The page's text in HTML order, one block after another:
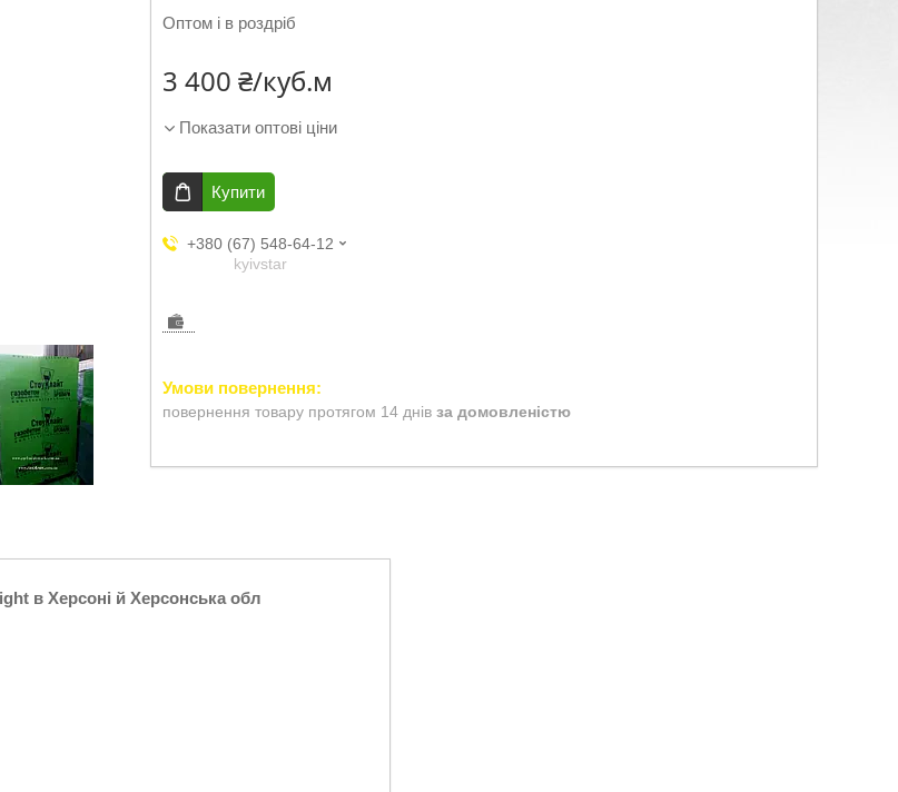
Оптом і в роздріб
3 400 ₴/куб.м
Показати оптові ціни
Купити
+380 (67) 548-64-12
kyivstar
повернення товару протягом 14 днів за домовленістю
в Херсоні й Херсонська обл